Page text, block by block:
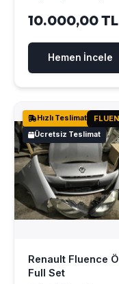
10.000,00 TL
Hemen İncele
Hızlı Teslimat
Ücretsiz Teslimat
Renault Fluence Ön
Full Set